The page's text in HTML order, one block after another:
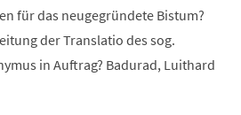
für das neugegründete Bistum?
der Translatio des sog.
in Auftrag? Badurad, Luithard